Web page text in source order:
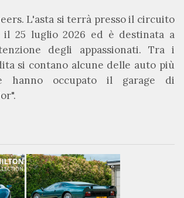
L'asta si terrà presso il circuito
il 25 luglio 2026 ed è destinata a
degli appassionati. Tra i
si contano alcune delle auto più
hanno occupato il garage di